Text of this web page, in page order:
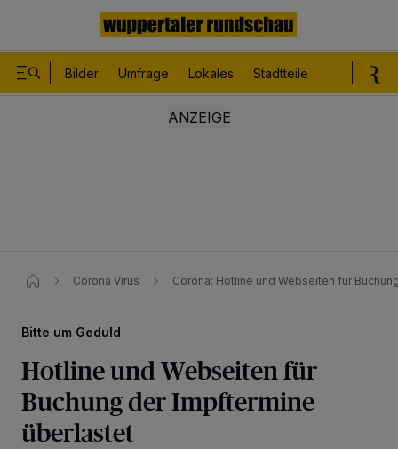
Bilder Umfrage Lokales Stadtteile
Corona Virus Corona: Hotline und Webseiten für
Bitte um Geduld
Hotline und Webseiten für
Buchung der Impftermine
überlastet